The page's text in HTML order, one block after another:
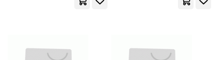
Jeff(1)